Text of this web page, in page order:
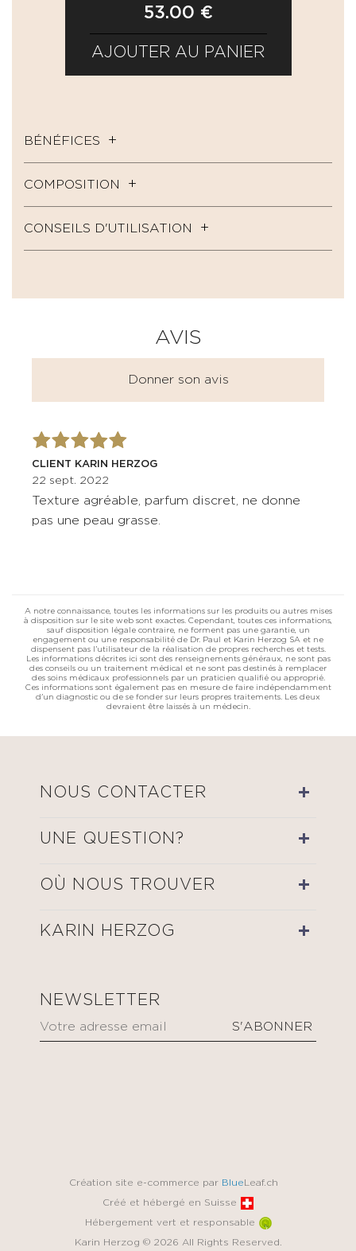
53.00 €
AJOUTER AU PANIER
BÉNÉFICES
COMPOSITION
CONSEILS D'UTILISATION
AVIS
Donner son avis
CLIENT KARIN HERZOG
22 sept. 2022
Texture agréable, parfum discret, ne donne
pas une peau grasse.
A notre connaissance, toutes les informations sur les produits ou autres mises
à disposition sur le site web sont exactes. Cependant, toutes ces informations,
sauf disposition légale contraire, ne forment pas une garantie, un
engagement ou une responsabilité de Dr. Paul et Karin Herzog SA et ne
dispensent pas l’utilisateur de la réalisation de propres recherches et tests.
Les informations décrites ici sont des renseignements généraux, ne sont pas
des conseils ou un traitement médical et ne sont pas destinés à remplacer
des soins médicaux professionnels par un praticien qualifié ou approprié.
Ces informations sont également pas en mesure de faire indépendamment
d'un diagnostic ou de se fonder sur leurs propres traitements. Les deux
devraient être laissés à un médecin.
NOUS CONTACTER
UNE QUESTION?
OÙ NOUS TROUVER
KARIN HERZOG
NEWSLETTER
Création site e-commerce par Blue Leaf.ch
Créé et hébergé en Suisse
Hébergement vert et responsable
Karin Herzog © 2026 All Rights Reserved.